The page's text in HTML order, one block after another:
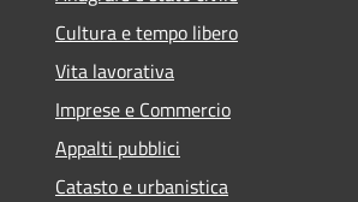
Cultura e tempo libero
Vita lavorativa
Imprese e Commercio
Appalti pubblici
Catasto e urbanistica